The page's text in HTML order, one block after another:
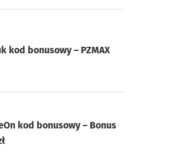
kod bonusowy – PZMAX
kod bonusowy – Bonus